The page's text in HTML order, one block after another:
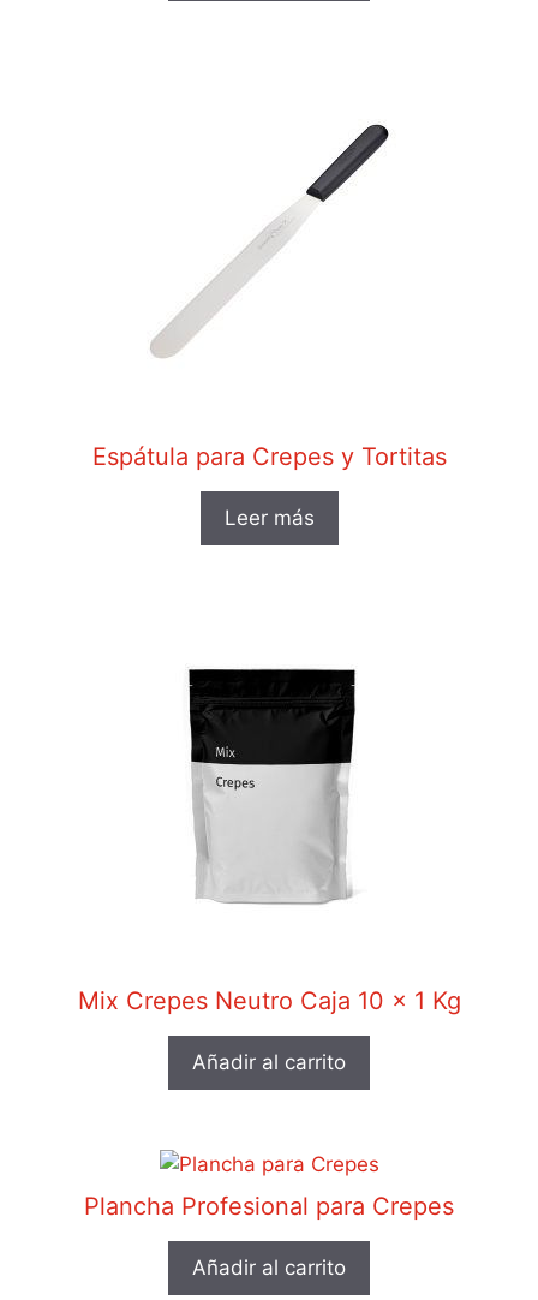
Espátula para Crepes y Tortitas
Leer más
Mix Crepes Neutro Caja 10 x 1 Kg
Añadir al carrito
Plancha Profesional para Crepes
Añadir al carrito